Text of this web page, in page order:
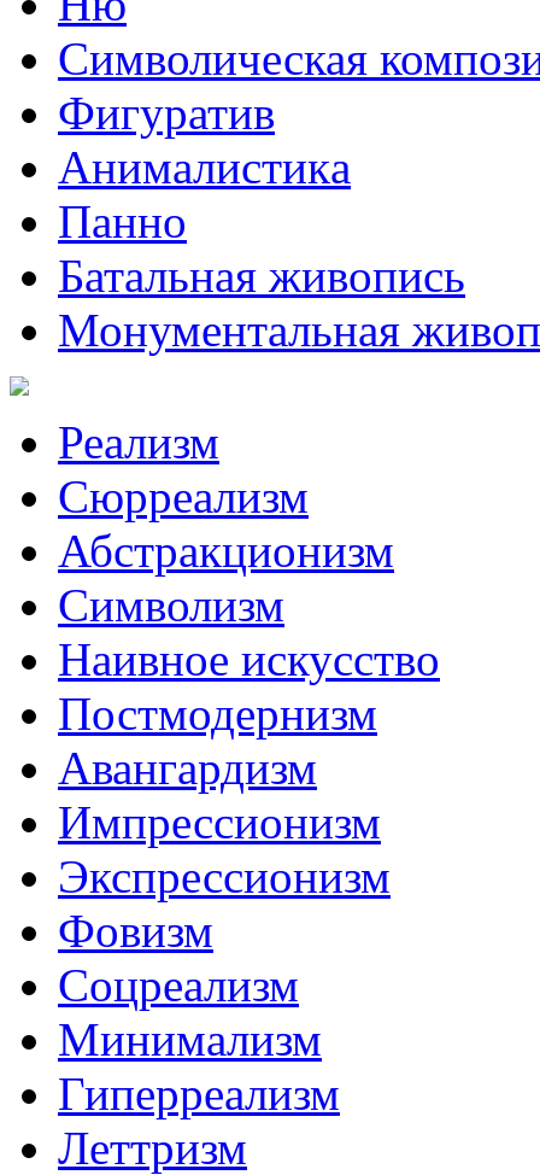
Символическая
Фигуратив
Анималистикa
Панно
Батальная живопись
Монументальная
Реализм
Сюрреализм
Абстракционизм
Символизм
Наивное искусство
Постмодернизм
Авангардизм
Импрессионизм
Экспрессионизм
Фовизм
Соцреализм
Минимализм
Гиперреализм
Леттризм